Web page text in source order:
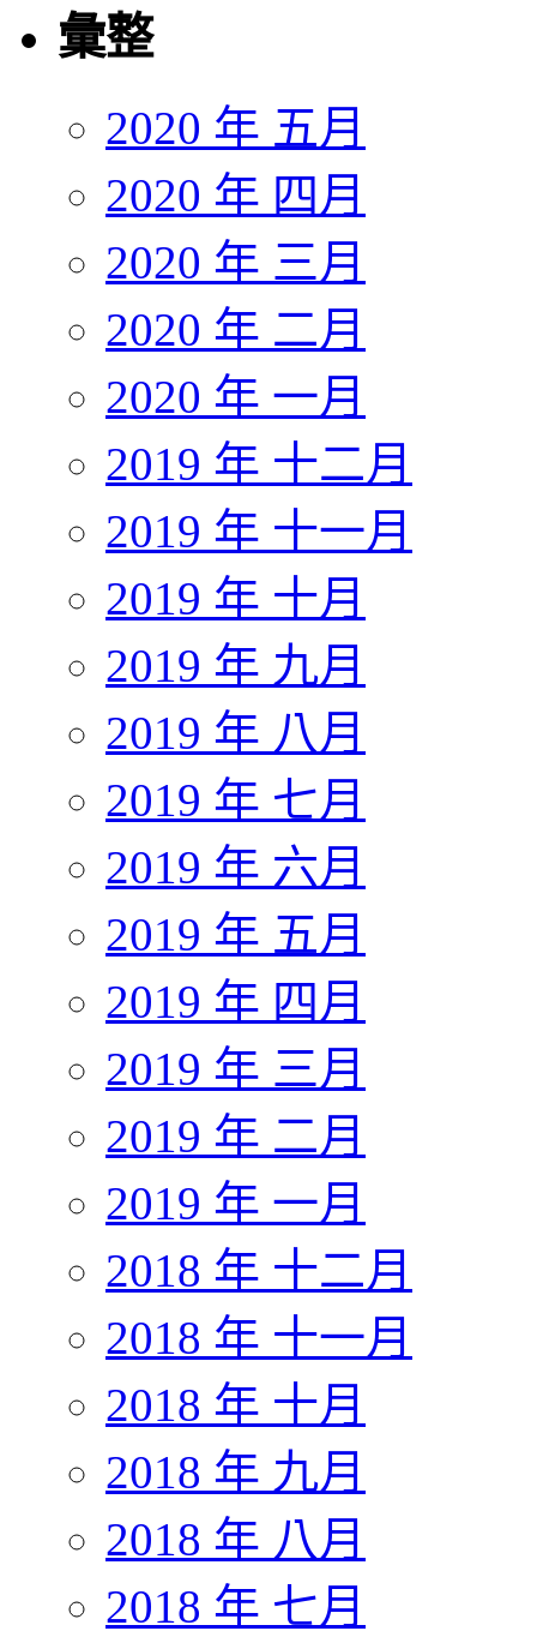
彙整
2020 年 五月
2020 年 四月
2020 年 三月
2020 年 二月
2020 年 一月
2019 年 十二月
2019 年 十一月
2019 年 十月
2019 年 九月
2019 年 八月
2019 年 七月
2019 年 六月
2019 年 五月
2019 年 四月
2019 年 三月
2019 年 二月
2019 年 一月
2018 年 十二月
2018 年 十一月
2018 年 十月
2018 年 九月
2018 年 八月
2018 年 七月